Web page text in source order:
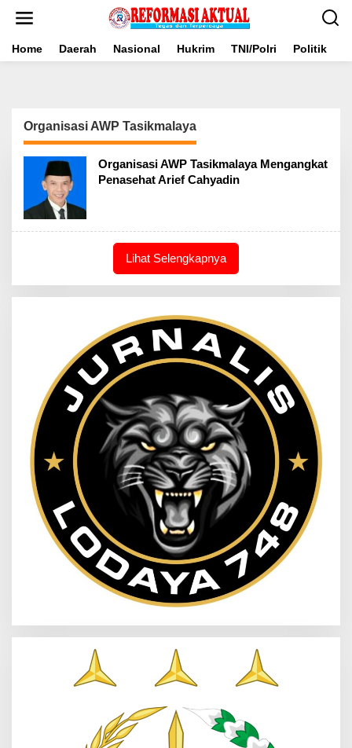
Home Daerah Nasional Hukrim TNI/Polri Politik
Organisasi AWP Tasikmalaya
Organisasi AWP Tasikmalaya Mengangkat
Penasehat Arief Cahyadin
Lihat Selengkapnya